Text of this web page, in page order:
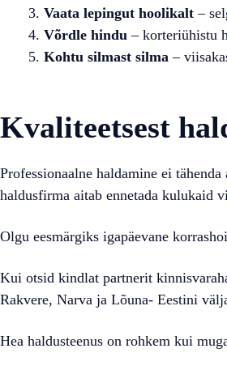
Vaata lepingut hoolikalt –
Võrdle hindu – korteriühistu
Kohtu silmast silma –
Kvaliteetsest
Professionaalne haldamine ei
haldusfirma aitab ennetada kulukaid
Olgu eesmärgiks igapäevane
Kui otsid kindlat partnerit
Rakvere, Narva ja Lõuna- Eestini
Hea haldusteenus on rohkem kui